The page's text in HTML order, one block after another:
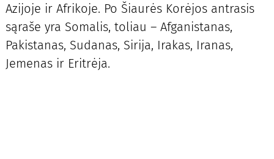
Azijoje ir Afrikoje. Po Šiaurės Korėjos antrasis
sąraše yra Somalis, toliau – Afganistanas,
Pakistanas, Sudanas, Sirija, Irakas, Iranas,
Jemenas ir Eritrėja.